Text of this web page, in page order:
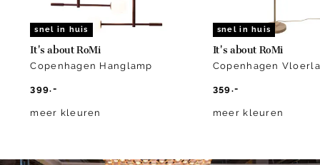
snel in huis
It's about RoMi
Copenhagen Hanglamp
399.-
meer kleuren
snel in huis
It's about RoMi
Copenhagen
359.-
meer kleuren